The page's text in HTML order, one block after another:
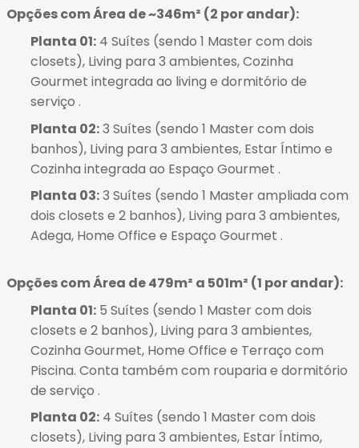
Opções com Área de ~346m² (2 por andar):
Planta 01: 4 Suítes (sendo 1 Master com dois
closets), Living para 3 ambientes, Cozinha
Gourmet integrada ao living e dormitório de
serviço .
Planta 02:3 Suítes (sendo 1 Master com dois
banhos), Living para 3 ambientes, Estar Íntimo e
Cozinha integrada ao Espaço Gourmet .
Planta 03:3 Suítes (sendo 1 Master ampliada com
dois closets e 2 banhos), Living para 3 ambientes,
Adega, Home Office e Espaço Gourmet .
Opções com Área de 479m² a 501m² (1 por andar):
Planta 01: 5 Suítes (sendo 1 Master com dois
closets e 2 banhos), Living para 3 ambientes,
Cozinha Gourmet, Home Office e Terraço com
Piscina. Conta também com rouparia e dormitório
de serviço .
Planta 02: 4 Suítes (sendo 1 Master com dois
closets), Living para 3 ambientes, Estar Íntimo,